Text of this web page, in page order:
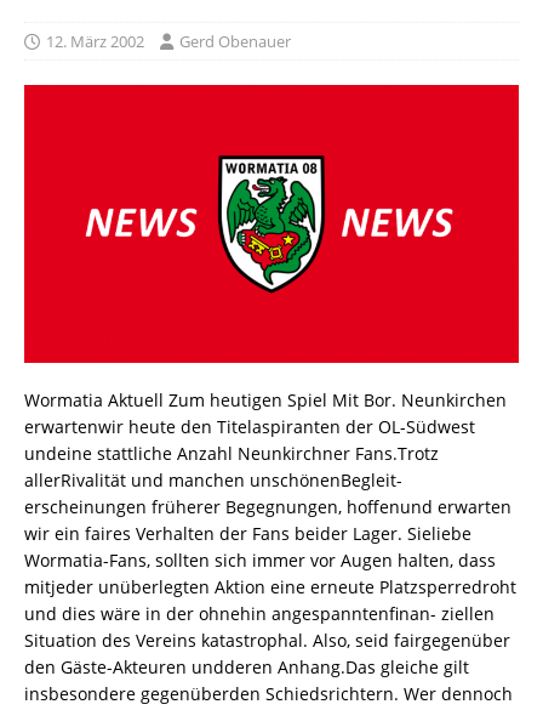
12. März 2002 Gerd Obenauer
Wormatia Aktuell Zum heutigen Spiel Mit Bor. Neunkirchen
erwartenwir heute den Titelaspiranten der OL-Südwest
undeine stattliche Anzahl Neunkirchner Fans.Trotz
allerRivalität und manchen unschönenBegleit-
erscheinungen früherer Begegnungen, hoffenund erwarten
wir ein faires Verhalten der Fans beider Lager. Sieliebe
Wormatia-Fans, sollten sich immer vor Augen halten, dass
mitjeder unüberlegten Aktion eine erneute Platzsperredroht
und dies wäre in der ohnehin angespanntenfinan- ziellen
Situation des Vereins katastrophal. Also, seid fairgegenüber
den Gäste-Akteuren undderen Anhang.Das gleiche gilt
insbesondere gegenüberden Schiedsrichtern. Wer dennoch